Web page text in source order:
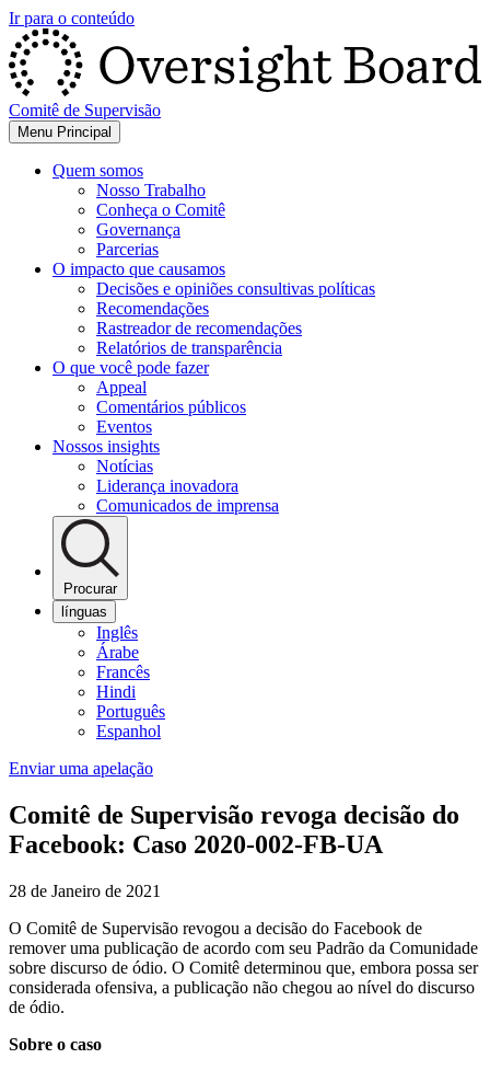
Ir para o conteúdo
Comitê de Supervisão
Menu Principal
Quem somos
Nosso Trabalho
Conheça o Comitê
Governança
Parcerias
O impacto que causamos
Decisões e opiniões consultivas políticas
Recomendações
Rastreador de recomendações
Relatórios de transparência
O que você pode fazer
Appeal
Comentários públicos
Eventos
Nossos insights
Notícias
Liderança inovadora
Comunicados de imprensa
Procurar
línguas
Inglês
Árabe
Francês
Hindi
Português
Espanhol
Enviar uma apelação
Comitê de Supervisão revoga decisão do
Facebook: Caso 2020-002-FB-UA
28 de Janeiro de 2021
O Comitê de Supervisão revogou a decisão do Facebook de
remover uma publicação de acordo com seu Padrão da Comunidade
sobre discurso de ódio. O Comitê determinou que, embora possa ser
considerada ofensiva, a publicação não chegou ao nível do discurso
de ódio.
Sobre o caso